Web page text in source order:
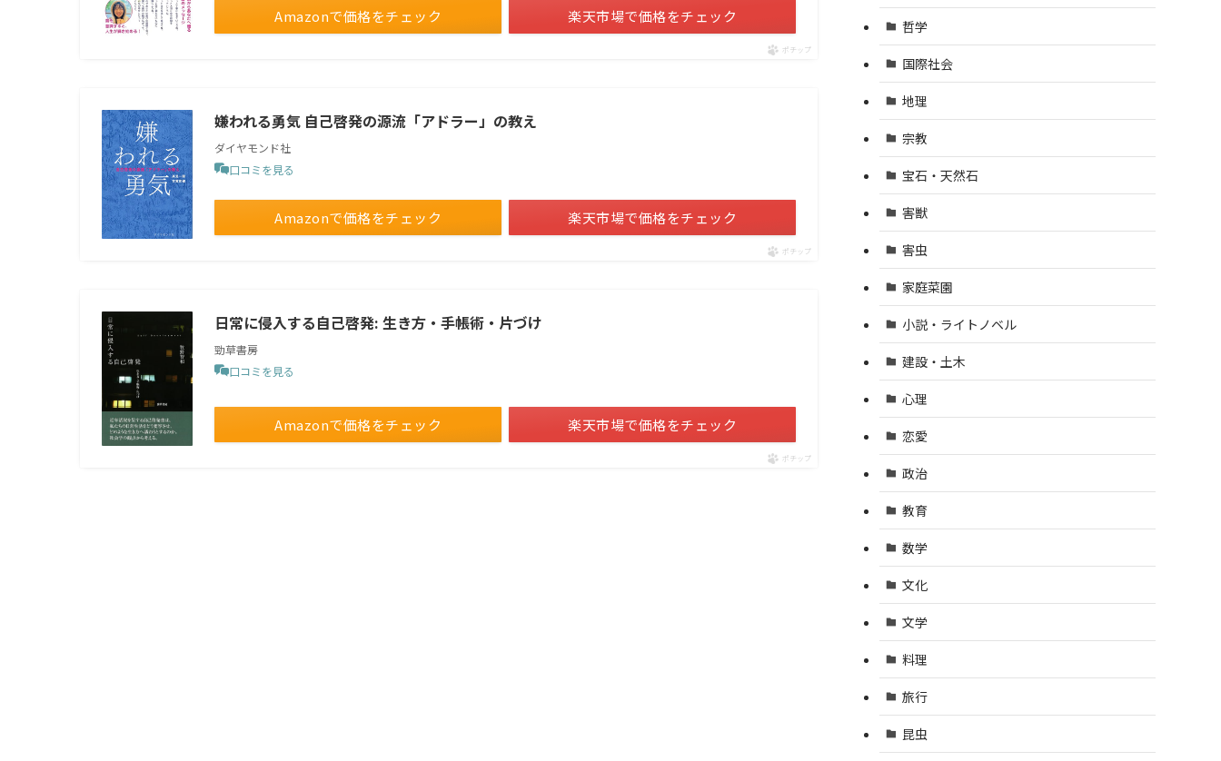
Amazonで価格をチェック 楽天市場で価格をチェック
ポチップ
嫌われる勇気 自己啓発の源流「アドラー」の教え
ダイヤモンド社
口コミを見る
Amazonで価格をチェック 楽天市場で価格をチェック
ポチップ
日常に侵入する自己啓発: 生き方・手帳術・片づけ
勁草書房
口コミを見る
Amazonで価格をチェック 楽天市場で価格をチェック
ポチップ
哲学
国際社会
地理
宗教
宝石・天然石
害獣
害虫
家庭菜園
小説・ライトノベル
建設・土木
心理
恋愛
政治
教育
数学
文化
文学
料理
旅行
昆虫